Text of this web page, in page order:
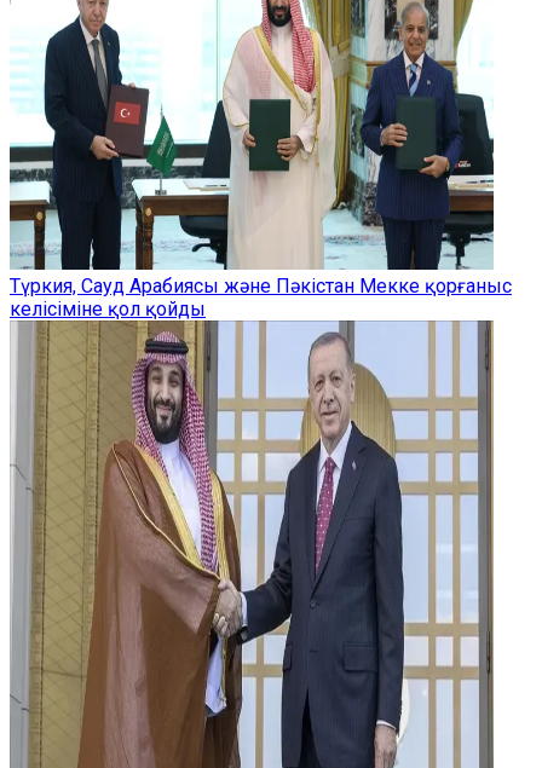
Түркия, Сауд Арабиясы және Пәкістан Мекке қорғаныс
келісіміне қол қойды